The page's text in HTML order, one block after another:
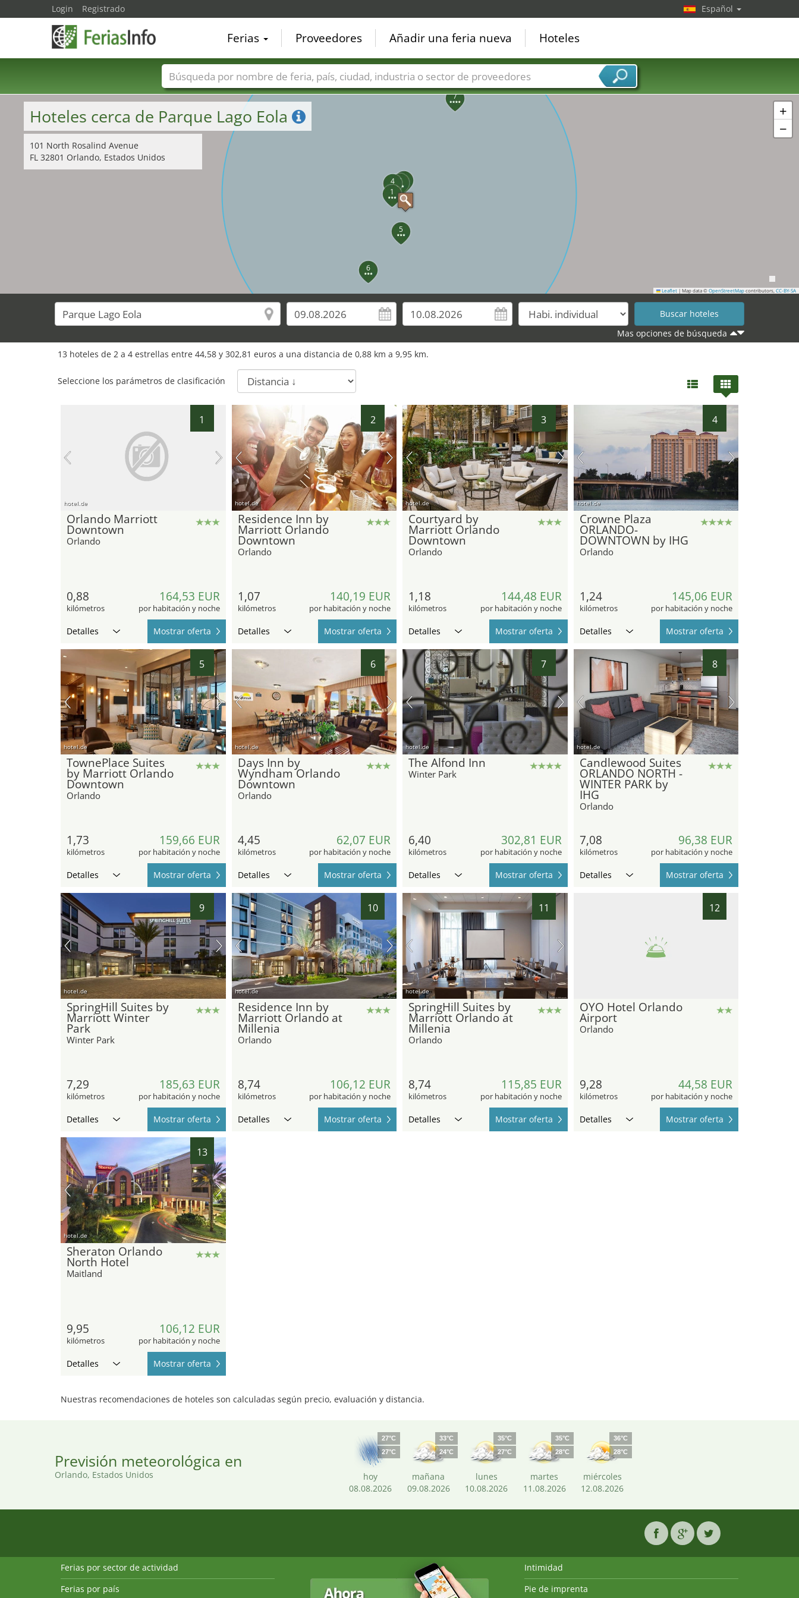
1
23
4
5
6
7
8
10
11
12
+
−
Leaflet | Map data © OpenStreetMap contributors, CC-BY-SA
Hoteles cerca de Parque Lago Eola
101 North Rosalind Avenue
FL 32801 Orlando, Estados Unidos
Mas opciones de búsqueda
13 hoteles de 2 a 4 estrellas entre 44,58 y 302,81 euros a una distancia de 0,88 km a 9,95 km.
Seleccione los parámetros de clasificación
1
hotel.de
Orlando Marriott
Downtown
Orlando
0,88
kilómetros
164,53 EUR
por habitación y noche
Detalles Mostrar oferta
2
hotel.de
Residence Inn by
Marriott Orlando
Downtown
Orlando
1,07
kilómetros
140,19 EUR
por habitación y noche
Detalles Mostrar oferta
3
hotel.de
Courtyard by
Marriott Orlando
Downtown
Orlando
1,18
kilómetros
144,48 EUR
por habitación y noche
Detalles Mostrar oferta
4
hotel.de
Crowne Plaza
ORLANDO-
DOWNTOWN by IHG
Orlando
1,24
kilómetros
145,06 EUR
por habitación y noche
Detalles Mostrar oferta
5
hotel.de
TownePlace Suites
by Marriott Orlando
Downtown
Orlando
1,73
kilómetros
159,66 EUR
por habitación y noche
Detalles Mostrar oferta
6
hotel.de
Days Inn by
Wyndham Orlando
Downtown
Orlando
4,45
kilómetros
62,07 EUR
por habitación y noche
Detalles Mostrar oferta
7
hotel.de
The Alfond Inn
Winter Park
6,40
kilómetros
302,81 EUR
por habitación y noche
Detalles Mostrar oferta
8
hotel.de
Candlewood Suites
ORLANDO NORTH -
WINTER PARK by
IHG
Orlando
7,08
kilómetros
96,38 EUR
por habitación y noche
Detalles Mostrar oferta
9
hotel.de
SpringHill Suites by
Marriott Winter
Park
Winter Park
7,29
kilómetros
185,63 EUR
por habitación y noche
Detalles Mostrar oferta
10
hotel.de
Residence Inn by
Marriott Orlando at
Millenia
Orlando
8,74
kilómetros
106,12 EUR
por habitación y noche
Detalles Mostrar oferta
11
hotel.de
SpringHill Suites by
Marriott Orlando at
Millenia
Orlando
8,74
kilómetros
115,85 EUR
por habitación y noche
Detalles Mostrar oferta
12
OYO Hotel Orlando
Airport
Orlando
9,28
kilómetros
44,58 EUR
por habitación y noche
Detalles Mostrar oferta
13
hotel.de
Sheraton Orlando
North Hotel
Maitland
9,95
kilómetros
106,12 EUR
por habitación y noche
Detalles Mostrar oferta
Nuestras recomendaciones de hoteles son calculadas según precio, evaluación y distancia.
Previsión meteorológica en
Orlando, Estados Unidos
27°C
27°C
hoy
08.08.2026
33°C
24°C
mañana
09.08.2026
35°C
27°C
lunes
10.08.2026
35°C
28°C
martes
11.08.2026
36°C
28°C
miércoles
12.08.2026
Login Registrado Español
Ferias Proveedores Añadir una feria nueva Hoteles
Nombres de ferias Países Ciudades Sectores de ferias Sectores de proveedor de servicios
Ferias por sector de actividad
Ferias por país
Intimidad
Pie de imprenta